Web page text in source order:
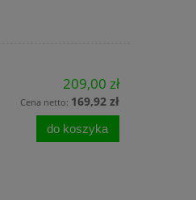
209,00 zł
Cena netto: 169,92 zł
do koszyka